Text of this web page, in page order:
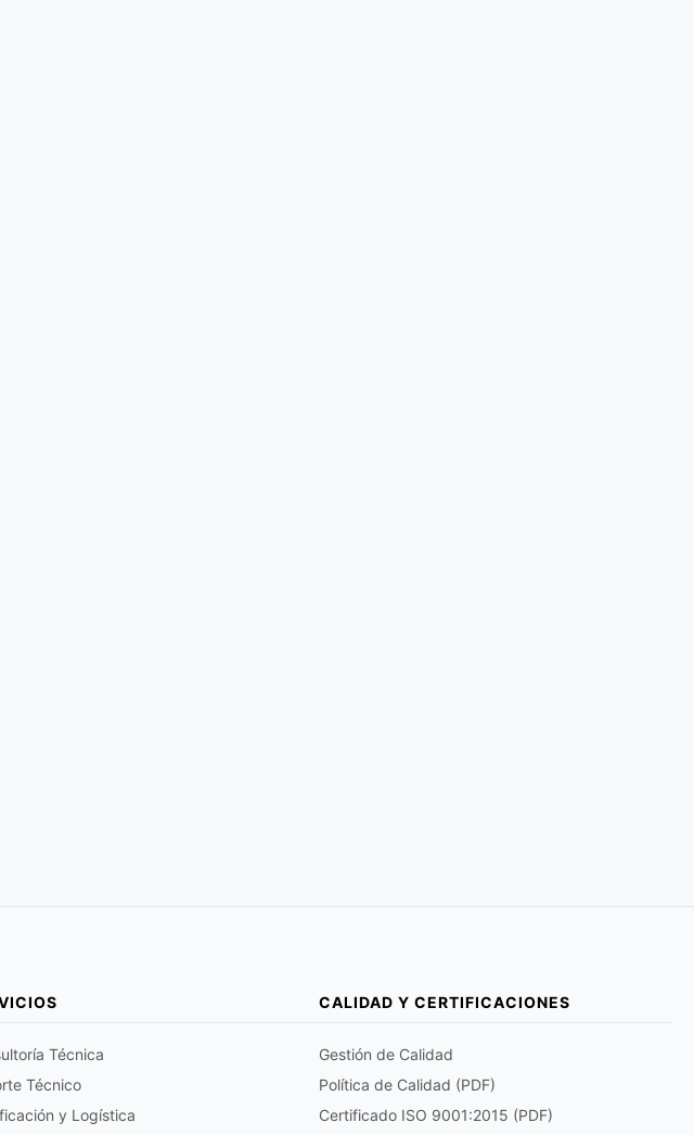
Técnica
Técnico
y Logística
CALIDAD Y CERTIFICACIONES
Gestión de Calidad
Política de Calidad (PDF)
Certificado ISO 9001:2015 (PDF)